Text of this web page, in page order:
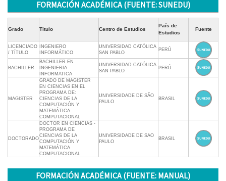
FORMACIÓN ACADÉMICA (FUENTE: SUNEDU)
Grado Título Centro de Estudios
País de
Estudios
Fuente
LICENCIADO
/ TÍTULO
INGENIERO
INFORMÁTICO
UNIVERSIDAD CATÓLICA
SAN PABLO
PERÚ
BACHILLER
BACHILLER EN
INGENIERIA
INFORMATICA
UNIVERSIDAD CATÓLICA
SAN PABLO
PERÚ
MAGISTER
GRADO DE MAGISTER
EN CIENCIAS EN EL
PROGRAMA DE:
CIENCIAS DE LA
COMPUTACIÓN Y
MATEMÁTICA
COMPUTACIONAL
UNIVERSIDADE DE SÃO
PAULO
BRASIL
DOCTORADO
DOCTOR EN CIENCIAS -
PROGRAMA DE
CIENCIAS DE LA
COMPUTACIÓN Y
MATEMÁTICA
COMPUTACIONAL
UNIVERSIDADE DE SAO
PAULO
BRASIL
FORMACIÓN ACADÉMICA (FUENTE: MANUAL)